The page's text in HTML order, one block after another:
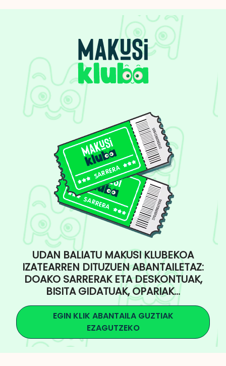
UDAN BALIATU MAKUSI KLUBEKOA
IZATEARREN DITUZUEN ABANTAILETAZ:
DOAKO SARRERAK ETA DESKONTUAK,
BISITA GIDATUAK, OPARIAK...
EGIN KLIK ABANTAILA GUZTIAK
EZAGUTZEKO